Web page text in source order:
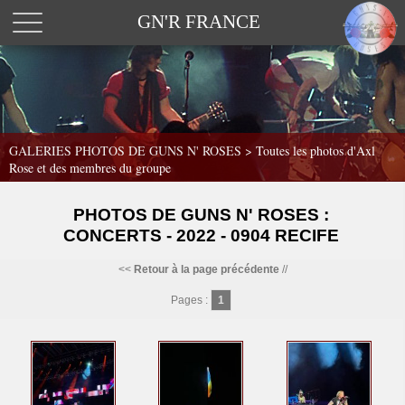
GN'R FRANCE
GALERIES PHOTOS DE GUNS N' ROSES > Toutes les photos d'Axl
Rose et des membres du groupe
PHOTOS DE GUNS N' ROSES :
CONCERTS - 2022 - 0904 RECIFE
<< Retour à la page précédente//
Pages : 1